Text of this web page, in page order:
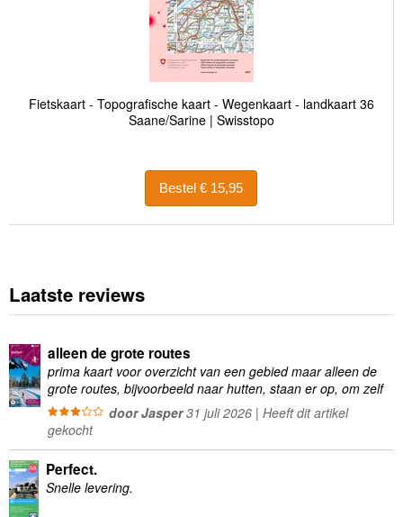
Fietskaart - Topografische kaart - Wegenkaart - landkaart 36
Saane/Sarine | Swisstopo
Bestel € 15,95
Laatste reviews
alleen de grote routes
prima kaart voor overzicht van een gebied maar alleen de
grote routes, bijvoorbeeld naar hutten, staan er op, om zelf
wandelingen te plannen minder geschikt
door Jasper31 juli 2026 | Heeft dit artikel
gekocht
Perfect.
Snelle levering.